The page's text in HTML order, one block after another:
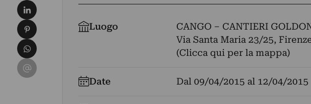
Luogo
CANGO – CANTIERI
Via Santa Maria 23/25,
(Clicca qui per la mappa)
Date Dal 09/04/2015 al 12/04/2015
Condividi su LinkedIn
Condividi su Pinterest
Condividi su WhatsApp
Condividi su Email